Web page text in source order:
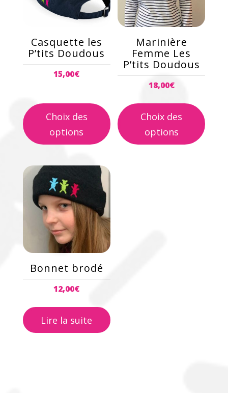
Casquette les
P’tits Doudous
15,00€
Choix des
options
peuvent
être
choisies
page
du
produit
Marinière
Femme Les
P’tits Doudous
18,00€
Choix des
options
Les
options
peuvent
être
choisies
sur
page
du
produit
Bonnet brodé
12,00€
Lire la suite